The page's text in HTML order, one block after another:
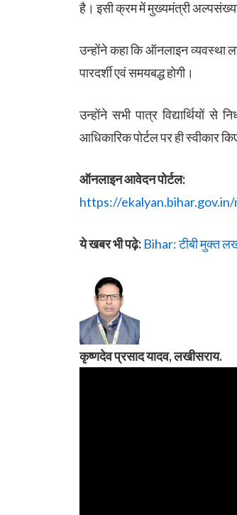
है। इसी क्रम में मुख्यमंत्री अल्पसंख्यक
उन्होंने कहा कि ऑनलाइन व्यवस्था
पारदर्शी एवं समयबद्ध होगी।
उन्होंने सभी पात्र
आधिकारिक पोर्टल पर ही स्वीकार
ऑनलाइन आवेदन पोर्टल:
https://
ये खबर भी पढ़े: Bihar: टीबी मुक्त
कृष्णदेव प्रसाद यादव, लखीसराय.